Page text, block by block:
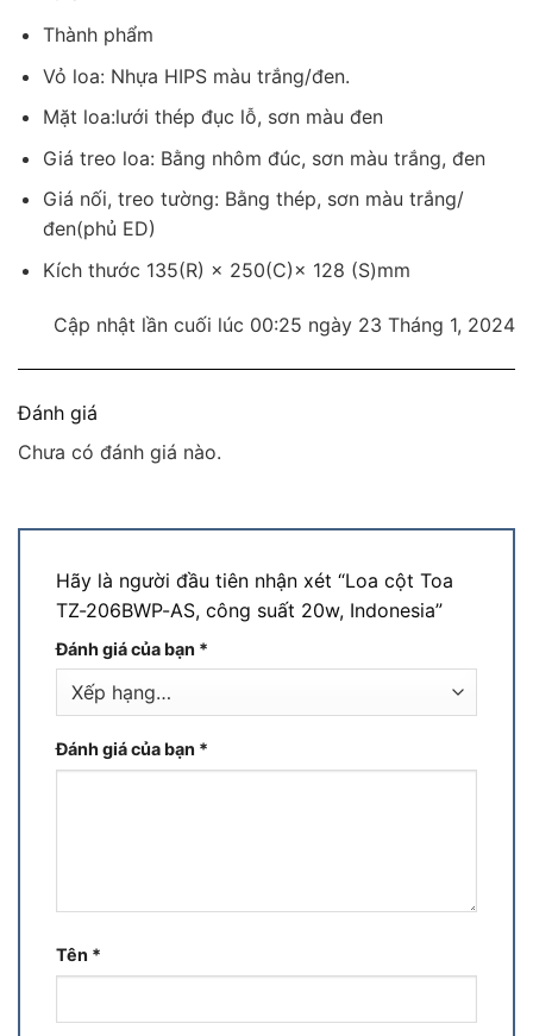
Thành phẩm
Vỏ loa: Nhựa HIPS màu trắng/đen.
Mặt loa:lưới thép đục lỗ, sơn màu đen
Giá treo loa: Bằng nhôm đúc, sơn màu trắng, đen
Giá nối, treo tường: Bằng thép, sơn màu trắng/
đen(phủ ED)
Kích thước 135(R) × 250(C)× 128 (S)mm
Cập nhật lần cuối lúc 00:25 ngày 23 Tháng 1, 2024
Đánh giá
Chưa có đánh giá nào.
Hãy là người đầu tiên nhận xét “Loa cột Toa
TZ-206BWP-AS, công suất 20w, Indonesia”
Đánh giá của bạn *
Đánh giá của bạn *
Tên *